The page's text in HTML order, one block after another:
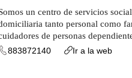
un centro de servicios
tanto personal como
de personas
883872140
Ir a la web